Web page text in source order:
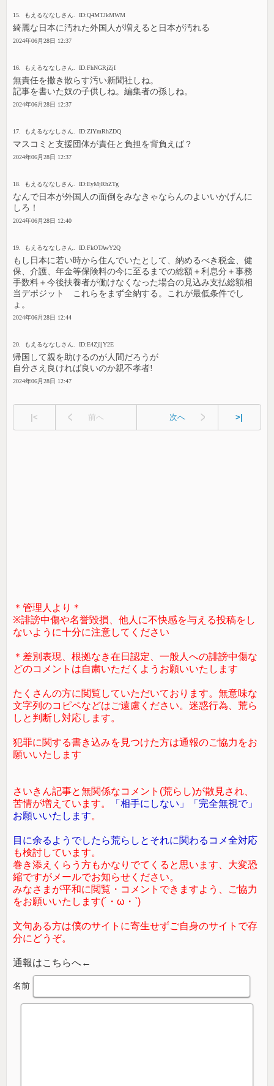
15. もえるななしさん. ID:Q4MTJkMWM
綺麗な日本に汚れた外国人が増えると日本が汚れる
2024年06月28日 12:37
16. もえるななしさん. ID:FhNGRjZjI
無責任を撒き散らす汚い新聞社しね。
記事を書いた奴の子供しね。編集者の孫しね。
2024年06月28日 12:37
17. もえるななしさん. ID:ZlYmRhZDQ
マスコミと支援団体が責任と負担を背負えば？
2024年06月28日 12:37
18. もえるななしさん. ID:EyMjRhZTg
なんで日本が外国人の面倒をみなきゃならんのよいいかげんに
しろ！
2024年06月28日 12:40
19. もえるななしさん. ID:FkOTAwY2Q
もし日本に若い時から住んでいたとして、納めるべき税金、健
保、介護、年金等保険料の今に至るまでの総額＋利息分＋事務
手数料＋今後扶養者が働けなくなった場合の見込み支払総額相
当デポジット これらをまず全納する。これが最低条件でし
ょ。
2024年06月28日 12:44
20. もえるななしさん. ID:E4ZjljY2E
帰国して親を助けるのが人間だろうが
自分さえ良ければ良いのか親不孝者!
2024年06月28日 12:47
|< 前へ 次へ >|
＊管理人より＊
※誹謗中傷や名誉毀損、他人に不快感を与える投稿をし
ないように十分に注意してください
＊差別表現、根拠なき在日認定、一般人への誹謗中傷な
どのコメントは自粛いただくようお願いいたします
たくさんの方に閲覧していただいております。無意味な
文字列のコピペなどはご遠慮ください。迷惑行為、荒ら
しと判断し対応します。
犯罪に関する書き込みを見つけた方は通報のご協力をお
願いいたします
さいきん記事と無関係なコメント(荒らし)が散見され、
苦情が増えています。
「相手にしない」「完全無視で」
お願いいたします。
目に余るようでしたら荒らしとそれに関わるコメ全対応
も検討しています。
巻き添えくらう方もかなりでてくると思います、大変恐
縮ですがメールでお知らせください。
みなさまが平和に閲覧・コメントできますよう、ご協力
をお願いいたします(´・ω・`)
文句ある方は僕のサイトに寄生せずご自身のサイトで存
分にどうぞ。
通報はこちらへ←
名前